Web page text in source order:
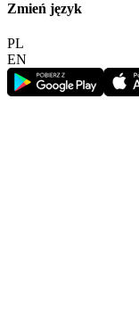
Zmień język
PL
EN